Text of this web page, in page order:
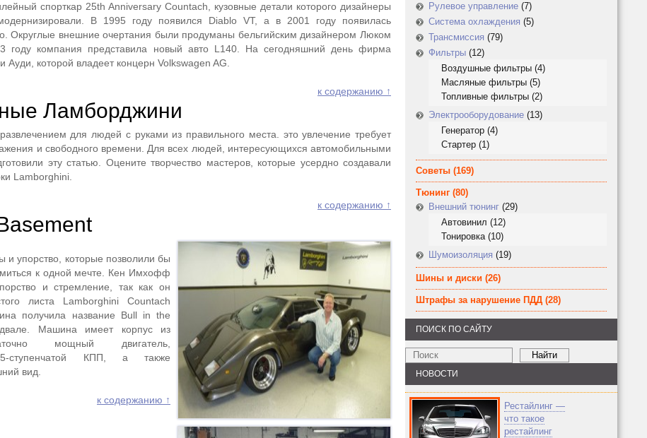
спорткар 25th Anniversary Countach, кузовные детали которого дизайнеры
В 1995 году появился Diablo VT, а в 2001 году появилась
Округлые внешние очертания были продуманы бельгийским дизайнером Люком
году компания представила новый авто L140. На сегодняшний день фирма
Ауди, которой владеет концерн Volkswagen AG.
к содержанию ↑
Ламборджини
для людей с руками из правильного места. это увлечение требует
и свободного времени. Для всех людей, интересующихся автомобильными
эту статью. Оцените творчество мастеров, которые усердно создавали
Lamborghini.
к содержанию ↑
и упорство, которые позволили бы
к одной мечте. Кен Имхофф
и стремление, так как он
листа Lamborghini Countach
получила название Bull in the
Машина имеет корпус из
мощный двигатель,
5-ступенчатой КПП, а также
вид.
к содержанию ↑
Рулевое управление (7)
Система охлаждения (5)
Трансмиссия (79)
Фильтры (12)
Воздушные фильтры (4)
Масляные фильтры (5)
Топливные фильтры (2)
Электрооборудование (13)
Генератор (4)
Стартер (1)
Советы (169)
Тюнинг (80)
Внешний тюнинг (29)
Автовинил (12)
Тонировка(10)
Шумоизоляция (19)
Шины и диски (26)
Штрафы за нарушение ПДД (28)
ПОИСК ПО САЙТУ
НОВОСТИ
Рестайлинг —
что такое
рестайлинг